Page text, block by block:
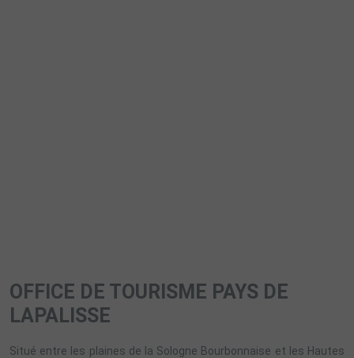
OFFICE DE TOURISME PAYS DE
LAPALISSE
Situé entre les plaines de la Sologne Bourbonnaise et les Hautes